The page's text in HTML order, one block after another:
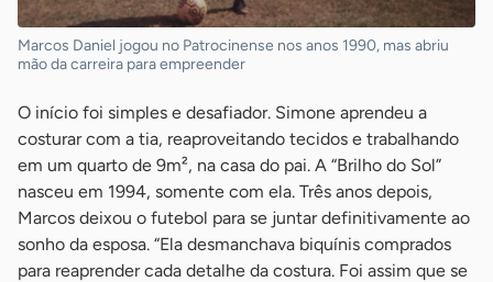
Marcos Daniel jogou no Patrocinense nos anos 1990, mas abriu
mão da carreira para empreender
O início foi simples e desafiador. Simone aprendeu a
costurar com a tia, reaproveitando tecidos e trabalhando
em um quarto de 9m², na casa do pai. A “Brilho do Sol”
nasceu em 1994, somente com ela. Três anos depois,
Marcos deixou o futebol para se juntar definitivamente ao
sonho da esposa. “Ela desmanchava biquínis comprados
para reaprender cada detalhe da costura. Foi assim que se